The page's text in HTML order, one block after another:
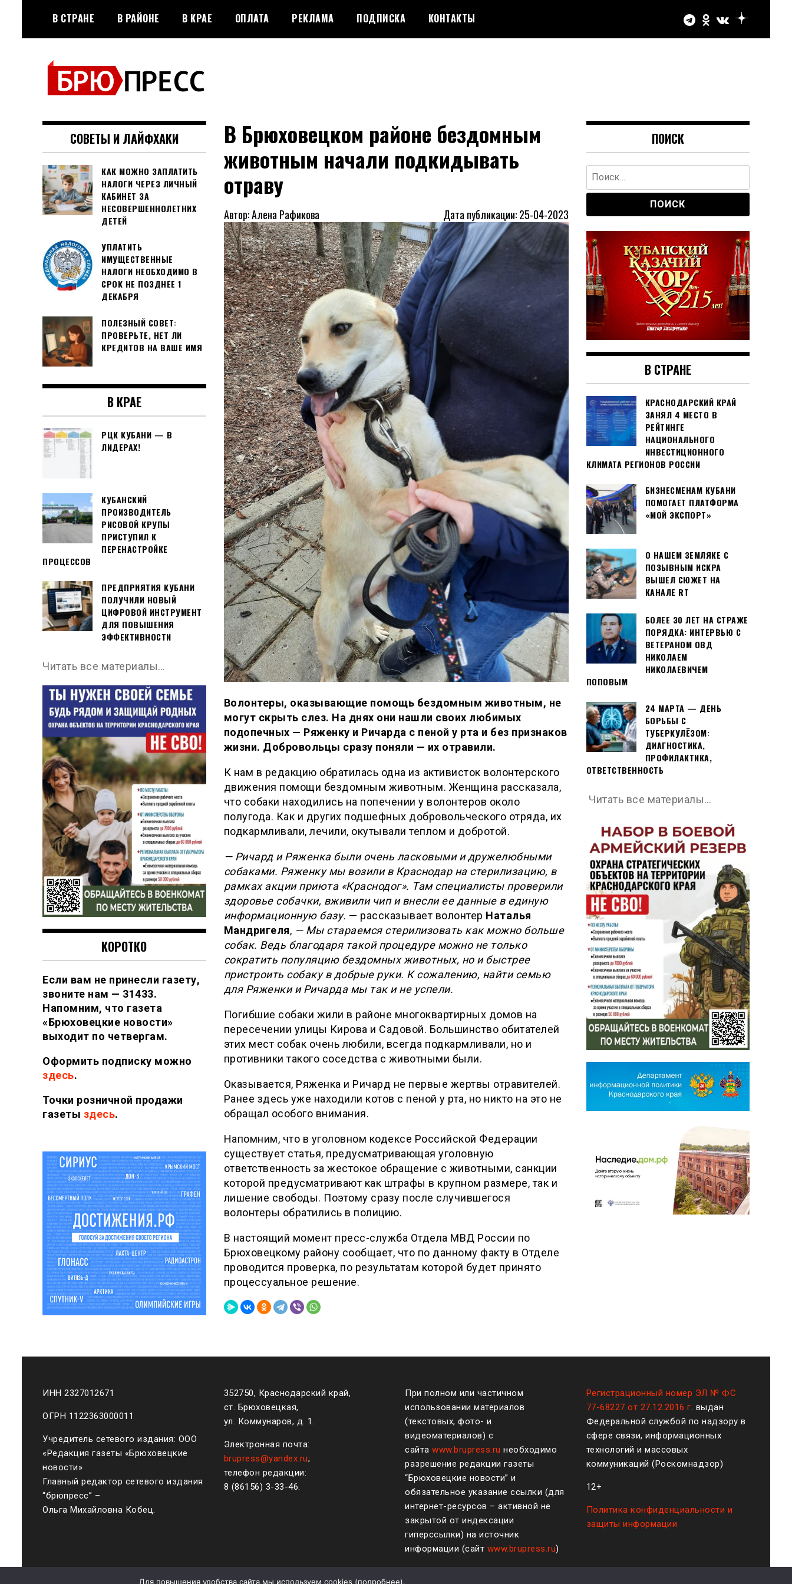
содержимому
В СТРАНЕ В РАЙОНЕ В КРАЕ ОПЛАТА РЕКЛАМА ПОДПИСКА КОНТАКТЫ
БРЮПРЕСС
Официальный сайт газеты
"Брюховецкие новости"
В Брюховецком районе бездомным
животным начали подкидывать
отраву
Автор: Алена Рафикова Дата публикации: 25-04-2023
Волонтеры, оказывающие помощь бездомным животным, не
могут скрыть слез. На днях они нашли своих любимых
подопечных — Ряженку и Ричарда с пеной у рта и без признаков
жизни. Добровольцы сразу поняли — их отравили.
К нам в редакцию обратилась одна из активисток волонтерского
движения помощи бездомным животным. Женщина рассказала,
что собаки находились на попечении у волонтеров около
полугода. Как и других подшефных добровольческого отряда, их
подкармливали, лечили, окутывали теплом и добротой.
— Ричард и Ряженка были очень ласковыми и дружелюбными
собаками. Ряженку мы возили в Краснодар на стерилизацию, в
рамках акции приюта «Краснодог». Там специалисты проверили
здоровье собачки, вживили чип и внесли ее данные в единую
информационную базу. — рассказывает волонтер Наталья
Мандригеля, — Мы стараемся стерилизовать как можно больше
собак. Ведь благодаря такой процедуре можно не только
сократить популяцию бездомных животных, но и быстрее
пристроить собаку в добрые руки. К сожалению, найти семью
для Ряженки и Ричарда мы так и не успели.
Погибшие собаки жили в районе многоквартирных домов на
пересечении улицы Кирова и Садовой. Большинство обитателей
этих мест собак очень любили, всегда подкармливали, но и
противники такого соседства с животными были.
Оказывается, Ряженка и Ричард не первые жертвы отравителей.
Ранее здесь уже находили котов с пеной у рта, но никто на это не
обращал особого внимания.
Напомним, что в уголовном кодексе Российской Федерации
существует статья, предусматривающая уголовную
ответственность за жестокое обращение с животными, санкции
которой предусматривают как штрафы в крупном размере, так и
лишение свободы. Поэтому сразу после случившегося
волонтеры обратились в полицию.
В настоящий момент пресс-служба Отдела МВД России по
Брюховецкому району сообщает, что по данному факту в Отделе
проводится проверка, по результатам которой будет принято
процессуальное решение.
СОВЕТЫ И ЛАЙФХАКИ
КАК МОЖНО ЗАПЛАТИТЬ
НАЛОГИ ЧЕРЕЗ ЛИЧНЫЙ
КАБИНЕТ ЗА
НЕСОВЕРШЕННОЛЕТНИХ
ДЕТЕЙ
УПЛАТИТЬ
ИМУЩЕСТВЕННЫЕ
НАЛОГИ НЕОБХОДИМО В
СРОК НЕ ПОЗДНЕЕ 1
ДЕКАБРЯ
ПОЛЕЗНЫЙ СОВЕТ:
ПРОВЕРЬТЕ, НЕТ ЛИ
КРЕДИТОВ НА ВАШЕ ИМЯ
В КРАЕ
РЦК КУБАНИ — В
ЛИДЕРАХ!
КУБАНСКИЙ
ПРОИЗВОДИТЕЛЬ
РИСОВОЙ КРУПЫ
ПРИСТУПИЛ К
ПЕРЕНАСТРОЙКЕ
ПРОЦЕССОВ
ПРЕДПРИЯТИЯ КУБАНИ
ПОЛУЧИЛИ НОВЫЙ
ЦИФРОВОЙ ИНСТРУМЕНТ
ДЛЯ ПОВЫШЕНИЯ
ЭФФЕКТИВНОСТИ
Читать все материалы…
КОРОТКО
Если вам не принесли газету,
звоните нам — 31433.
Напомним, что газета
«Брюховецкие новости»
выходит по четвергам.
Оформить подписку можно
здесь.
Точки розничной продажи
газеты здесь.
ПОИСК
Найти:
В СТРАНЕ
КРАСНОДАРСКИЙ КРАЙ
ЗАНЯЛ 4 МЕСТО В
РЕЙТИНГЕ
НАЦИОНАЛЬНОГО
ИНВЕСТИЦИОННОГО
КЛИМАТА РЕГИОНОВ РОССИИ
БИЗНЕСМЕНАМ КУБАНИ
ПОМОГАЕТ ПЛАТФОРМА
«МОЙ ЭКСПОРТ»
О НАШЕМ ЗЕМЛЯКЕ С
ПОЗЫВНЫМ ИСКРА
ВЫШЕЛ СЮЖЕТ НА
КАНАЛЕ RT
БОЛЕЕ 30 ЛЕТ НА СТРАЖЕ
ПОРЯДКА: ИНТЕРВЬЮ С
ВЕТЕРАНОМ ОВД
НИКОЛАЕМ
НИКОЛАЕВИЧЕМ
ПОПОВЫМ
24 МАРТА — ДЕНЬ
БОРЬБЫ С
ТУБЕРКУЛЁЗОМ:
ДИАГНОСТИКА,
ПРОФИЛАКТИКА,
ОТВЕТСТВЕННОСТЬ
Читать все материалы…
ИНН 2327012671
ОГРН 1122363000011
Учредитель сетевого издания: ООО
«Редакция газеты «Брюховецкие
новости»
Главный редактор сетевого издания
“брюпресс” –
Ольга Михайловна Кобец.
352750, Краснодарский край,
ст. Брюховецкая,
ул. Коммунаров, д. 1.
Электронная почта:
brupress@yandex.ru;
телефон редакции:
8 (861 56) 3-33-46.
При полном или частичном
использовании материалов
(текстовых, фото- и
видеоматериалов) с
сайта www.brupress.ru необходимо
разрешение редакции газеты
“Брюховецкие новости” и
обязательное указание ссылки (для
интернет-ресурсов – активной не
закрытой от индексации
гиперссылки) на источник
информации (сайт www.brupress.ru)
Регистрационный номер ЭЛ № ФС
77-68227 от 27.12.2016 г. выдан
Федеральной службой по надзору в
сфере связи, информационных
технологий и массовых
коммуникаций (Роскомнадзор)
12+
Политика конфиденциальности и
защиты информации
Для повышения удобства сайта мы используем cookies (подробнее).